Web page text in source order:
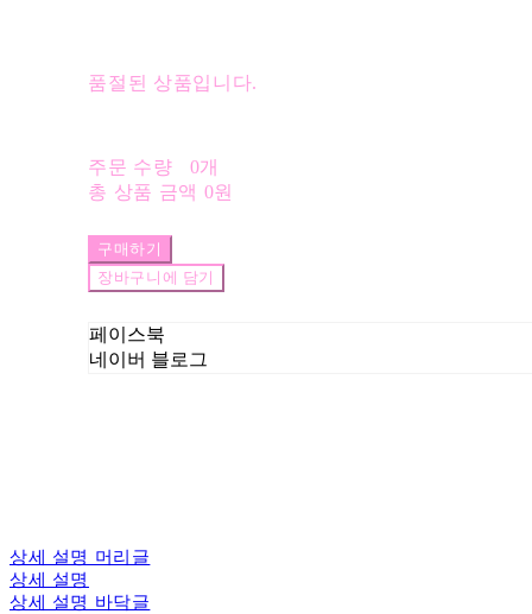
품절된 상품입니다.
주문 수량
0개
총 상품 금액 0원
구매하기
장바구니에 담기
페이스북
네이버 블로그
상세 설명 머리글
상세 설명
상세 설명 바닥글